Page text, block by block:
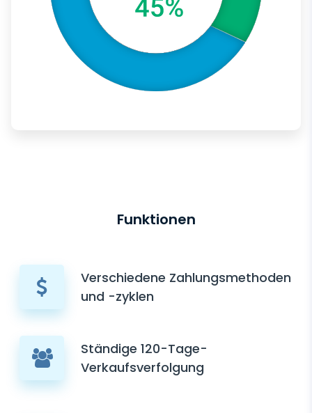
Funktionen
Verschiedene Zahlungsmethoden
und -zyklen
Ständige 120-Tage-
Verkaufsverfolgung